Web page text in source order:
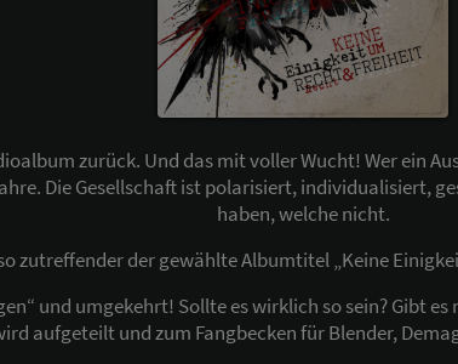
zurück. Und das mit voller Wucht! Wer ein
Die Gesellschaft ist polarisiert, individualisiert,
haben, welche nicht.
zutreffender der gewählte Albumtitel „Keine
und umgekehrt! Sollte es wirklich so sein? Gibt
aufgeteilt und zum Fangbecken für Blender,